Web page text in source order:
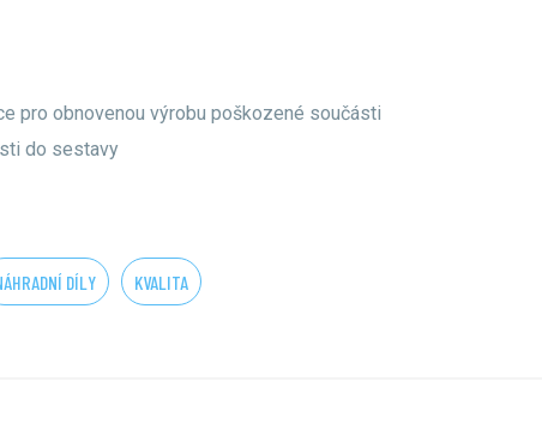
pro obnovenou výrobu poškozené součásti
do sestavy
DÍLY KVALITA